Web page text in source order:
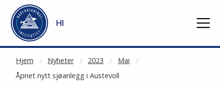
Gå til hovedinnhold
HI
Hjem Nyheter 2023
Mai
Åpnet nytt sjøanlegg i Austevoll
NOT CACHED